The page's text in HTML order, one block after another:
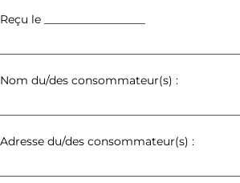
Reçu le __________________
Nom du/des consommateur(s) :
Adresse du/des consommateur(s) :